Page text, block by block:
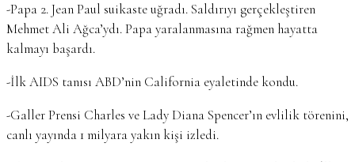
-Papa 2. Jean Paul suikaste uğradı. Saldırıyı gerçekleştiren
Mehmet Ali Ağca’ydı. Papa yaralanmasına rağmen hayatta
kalmayı başardı.
-İlk AIDS tanısı ABD’nin California eyaletinde kondu.
-Galler Prensi Charles ve Lady Diana Spencer’ın evlilik törenini,
canlı yayında 1 milyara yakın kişi izledi.